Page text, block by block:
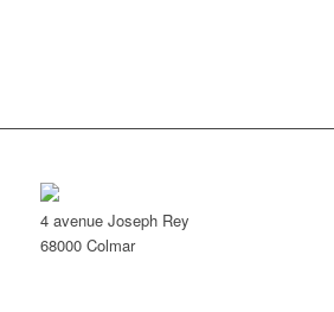
4 avenue Joseph Rey
68000 Colmar